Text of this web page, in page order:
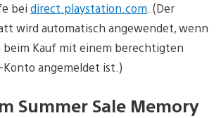
bei direct.playstation.com. (Der
wird automatisch angewendet, wenn
beim Kauf mit einem berechtigten
Konto angemeldet ist.)
Summer Sale Memory